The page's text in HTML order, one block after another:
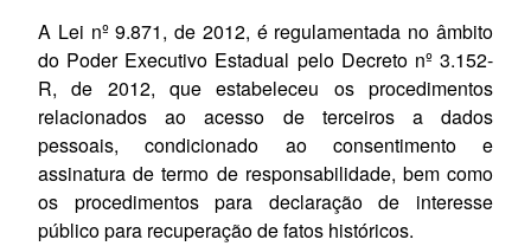
A Lei nº 9.871, de 2012, é regulamentada no âmbito
do Poder Executivo Estadual pelo Decreto nº 3.152-
R, de 2012, que estabeleceu os procedimentos
relacionados ao acesso de terceiros a dados
pessoais, condicionado ao consentimento e
assinatura de termo de responsabilidade, bem como
os procedimentos para declaração de interesse
público para recuperação de fatos históricos.